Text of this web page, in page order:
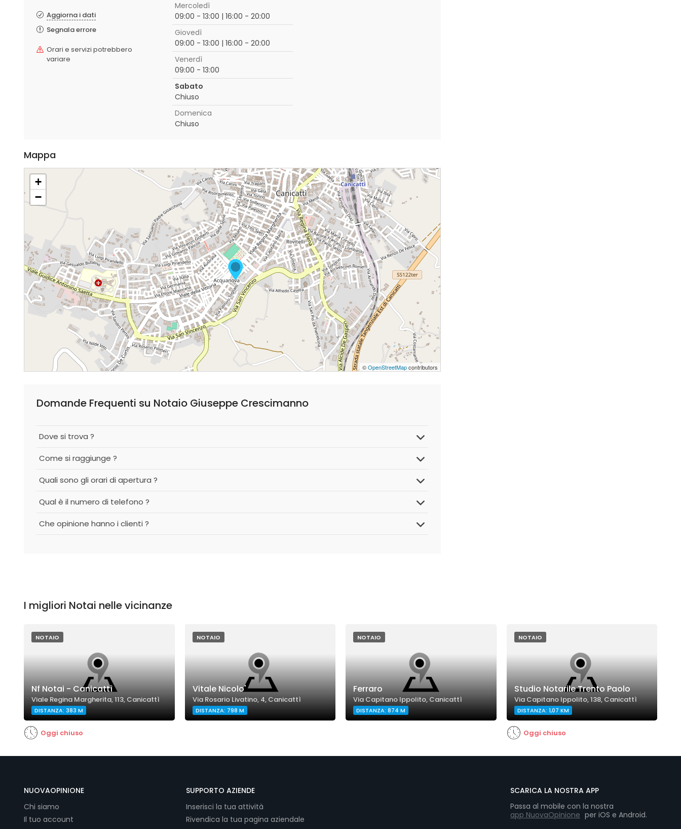
Aggiorna i dati
Segnala errore
Orari e servizi potrebbero
variare
Mercoledì
09:00 - 13:00 | 16:00 - 20:00
Giovedì
09:00 - 13:00 | 16:00 - 20:00
Venerdì
09:00 - 13:00
Sabato
Chiuso
Domenica
Chiuso
Mappa
+
−
©OpenStreetMapcontributors
Domande Frequenti su Notaio Giuseppe Crescimanno
Dove si trova ?
Come si raggiunge ?
Quali sono gli orari di apertura ?
Qual è il numero di telefono ?
Che opinione hanno i clienti ?
I migliori Notai nelle vicinanze
NOTAIO
Nf Notai - Canicattì
Viale Regina Margherita, 113, Canicattì
DISTANZA: 383 M
Oggi chiuso
NOTAIO
Vitale Nicolo'
Via Rosario Livatino, 4, Canicattì
DISTANZA: 798 M
NOTAIO
Ferraro
Via Capitano Ippolito, Canicattì
DISTANZA: 874 M
NOTAIO
Studio Notarile Trento Paolo
Via Capitano Ippolito, 138, Canicattì
DISTANZA: 1,07 KM
Oggi chiuso
NUOVAOPINIONE
Chi siamo
Il tuo account
SUPPORTO AZIENDE
Inserisci la tua attività
Rivendica la tua pagina aziendale
SCARICA LA NOSTRA APP
Passa al mobile con la nostra
app NuovaOpinione per iOS e Android.